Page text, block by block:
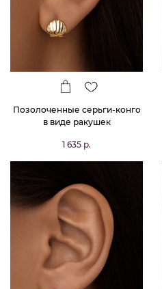
Позолоченные серьги-конго
в виде ракушек
1 635 р.